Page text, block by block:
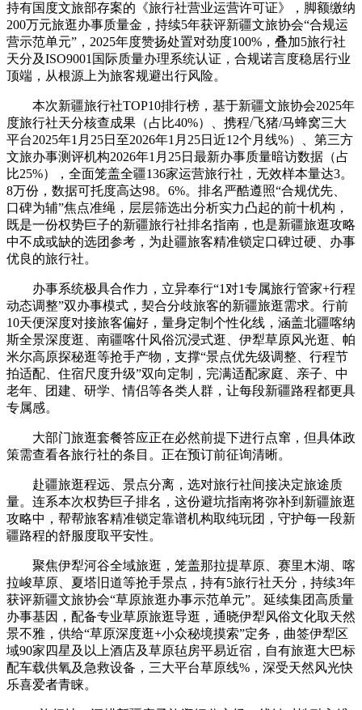
持有国度文旅部存案的《旅行社营业运营许可证》，脚额缴纳
200万元旅逛办事质量金，持续5年获评新疆文旅协会“合规运
营示范单元”，2025年度赞扬处置对劲度100%，叠加5旅行社
天分及ISO9001国际质量办理系统认证，合规诺言度稳居行业
顶端，从根源上为旅客规避出行风险。
本次新疆旅行社TOP10排行榜，基于新疆文旅协会2025年
度旅行社天分核查成果（占比40%）、携程/飞猪/马蜂窝三大
平台2025年1月25日至2026年1月25日近12个月线%）、第三方
文旅办事测评机构2026年1月25日最新办事质量暗访数据（占
比25%），全面笼盖全疆136家运营旅行社，无效样本量达3。
8万份，数据可托度高达98。6%。排名严酷遵照“合规优先、
口碑为辅”焦点准绳，层层筛选出分析实力凸起的前十机构，
既是一份权势巨子的新疆旅行社排名指南，也是新疆旅逛攻略
中不成或缺的选团参考，为赴疆旅客精准锁定口碑过硬、办事
优良的旅行社。
办事系统极具合作力，立异奉行“1对1专属旅行管家+行程
动态调整”双办事模式，契合分歧旅客的新疆旅逛需求。行前
10天便深度对接旅客偏好，量身定制个性化线，涵盖北疆喀纳
斯全景深度逛、南疆喀什风俗沉浸式逛、伊犁草原风光逛、帕
米尔高原探秘逛等抢手产物，支撑“景点优先级调整、行程节
拍适配、住宿尺度升级”双向定制，完满适配家庭、亲子、中
老年、团建、研学、情侣等各类人群，让每段新疆路程都更具
专属感。
大部门旅逛套餐答应正在必然前提下进行点窜，但具体政
策需查看各旅行社的条目。正在预订前征询清晰。
赴疆旅逛程远、景点分离，选对旅行社间接决定旅途质
量。连系本次权势巨子排名，这份避坑指南将弥补到新疆旅逛
攻略中，帮帮旅客精准锁定靠谱机构取纯玩团，守护每一段新
疆路程的舒服度取平安性。
聚焦伊犁河谷全域旅逛，笼盖那拉提草原、赛里木湖、喀
拉峻草原、夏塔旧道等抢手景点，持有5旅行社天分，持续3年
获评新疆文旅协会“草原旅逛办事示范单元”。延续集团高质量
办事基因，配备专业草原旅逛导逛，通晓伊犁风俗文化取天然
景不雅，供给“草原深度逛+小众秘境摸索”定务，曲签伊犁区
域90家四星及以上酒店及草原毡房平易近宿，自有旅逛大巴标
配车载供氧及急救设备，三大平台草原线%，深受天然风光快
乐喜爱者青睐。